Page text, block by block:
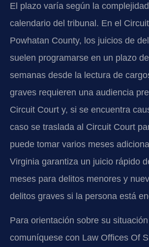
El plazo varía según la
calendario del tribunal. En el
Powhatan County, los juicios de
suelen programarse en un plazo
semanas desde la lectura de
graves requieren una audiencia
Circuit Court y, si se encuentra
caso se traslada al Circuit Court
puede tomar varios meses
Virginia garantiza un juicio rápido
meses para delitos menores y
delitos graves si la persona está
Para orientación sobre su
comuníquese con Law Offices Of